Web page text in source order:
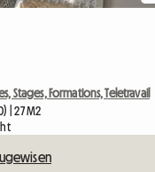
Stages, Formations, Teletravail
| 27 M2